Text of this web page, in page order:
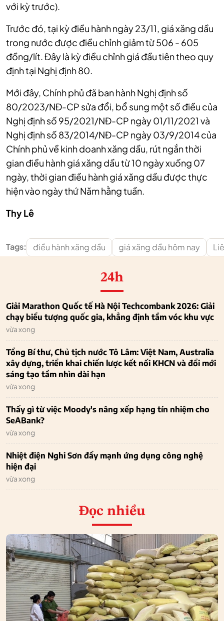
với kỳ trước).
Trước đó, tại kỳ điều hành ngày 23/11, giá xăng dầu
trong nước được điều chỉnh giảm từ 506 - 605
đồng/lít. Đây là kỳ điều chỉnh giá đầu tiên theo quy
định tại Nghị định 80.
Mới đây, Chính phủ đã ban hành Nghị định số
80/2023/NĐ-CP sửa đổi, bổ sung một số điều của
Nghị định số 95/2021/NĐ-CP ngày 01/11/2021 và
Nghị định số 83/2014/NĐ-CP ngày 03/9/2014 của
Chính phủ về kinh doanh xăng dầu, rút ngắn thời
gian điều hành giá xăng dầu từ 10 ngày xuống 07
ngày, thời gian điều hành giá xăng dầu được thực
hiện vào ngày thứ Năm hằng tuần.
Thy Lê
Tags: điều hành xăng dầu giá xăng dầu hôm nay
24h
Giải Marathon Quốc tế Hà Nội Techcombank 2026: Giải
chạy biểu tượng quốc gia, khẳng định tầm vóc khu vực
vừa xong
Tổng Bí thư, Chủ tịch nước Tô Lâm: Việt Nam, Australia
xây dựng, triển khai chiến lược kết nối KHCN và đổi mới
sáng tạo tầm nhìn dài hạn
vừa xong
Thấy gì từ việc Moody's nâng xếp hạng tín nhiệm cho
SeABank?
vừa xong
Nhiệt điện Nghi Sơn đẩy mạnh ứng dụng công nghệ
hiện đại
vừa xong
Đọc nhiều